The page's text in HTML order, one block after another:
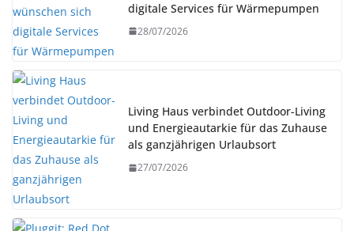
digitale Services für Wärmepumpen
28/07/2026
Living Haus verbindet Outdoor-Living
und Energieautarkie für das Zuhause
als ganzjährigen Urlaubsort
27/07/2026